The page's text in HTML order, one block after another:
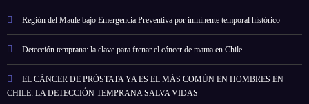
Región del Maule bajo Emergencia Preventiva por inminente temporal histórico
Detección temprana: la clave para frenar el cáncer de mama en Chile
EL CÁNCER DE PRÓSTATA YA ES EL MÁS COMÚN EN HOMBRES EN
CHILE: LA DETECCIÓN TEMPRANA SALVA VIDAS